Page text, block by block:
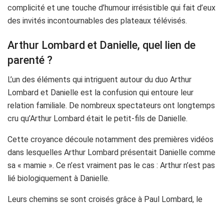
complicité et une touche d’humour irrésistible qui fait d’eux
des invités incontournables des plateaux télévisés.
Arthur Lombard et Danielle, quel lien de
parenté ?
L’un des éléments qui intriguent autour du duo Arthur
Lombard et Danielle est la confusion qui entoure leur
relation familiale. De nombreux spectateurs ont longtemps
cru qu’Arthur Lombard était le petit-fils de Danielle.
Cette croyance découle notamment des premières vidéos
dans lesquelles Arthur Lombard présentait Danielle comme
sa « mamie ». Ce n’est vraiment pas le cas : Arthur n’est pas
lié biologiquement à Danielle.
Leurs chemins se sont croisés grâce à Paul Lombard, le